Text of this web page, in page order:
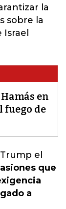
la
sobre la
en
fuego de
el
que
a